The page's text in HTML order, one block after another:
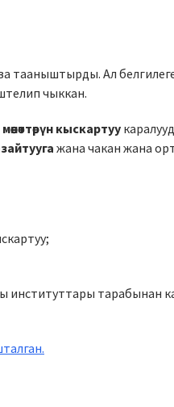
тааныштырды. Ал
чыккан.
кыскартуу
жана чакан жана
институттары тарабынан